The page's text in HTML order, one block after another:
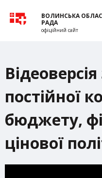
ВОЛИНСЬКА
РАДА
офіційний сайт
постійної
бюджету,
цінової